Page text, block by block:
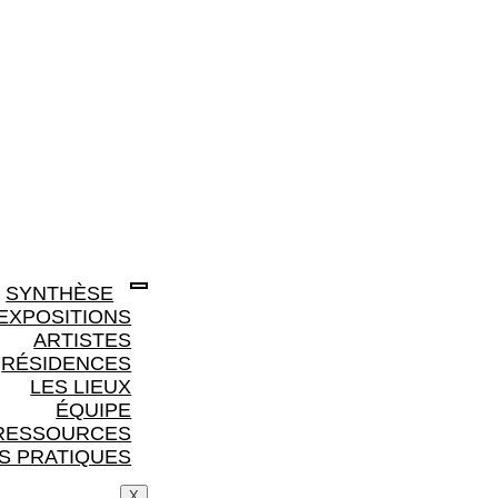
SYNTHÈSE
ARTISTES
RÉSIDENCES
LES LIEUX
ÉQUIPE
PRATIQUES